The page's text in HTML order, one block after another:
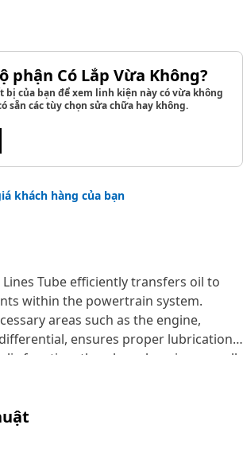
phận Có Lắp Vừa Không?
bị của bạn để xem linh kiện này có vừa không
sẵn các tùy chọn sửa chữa hay không.
khách hàng của bạn
Tube efficiently transfers oil to
within the powertrain system.
areas such as the engine,
ensures proper lubrication,
function, thereby enhancing overall
the lifespan of necessary